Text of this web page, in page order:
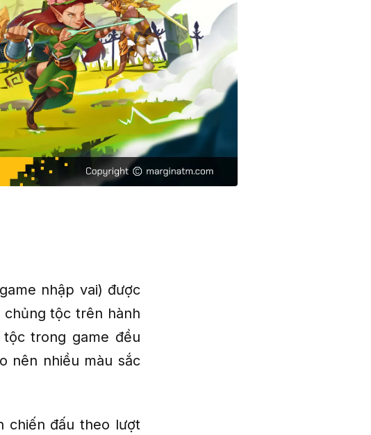
nhập vai) được
tộc trên hành
trong game đều
nên nhiều màu sắc
chiến đấu theo lượt